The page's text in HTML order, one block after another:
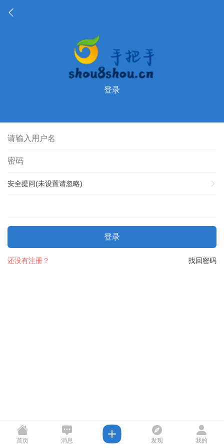
登录
安全提问(未设置请忽略)
登录
找回密码
还没有注册？
首页 消息 发现 我的